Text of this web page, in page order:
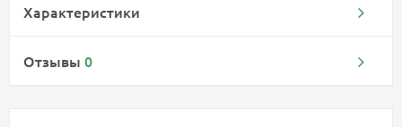
Характеристики
Отзывы 0